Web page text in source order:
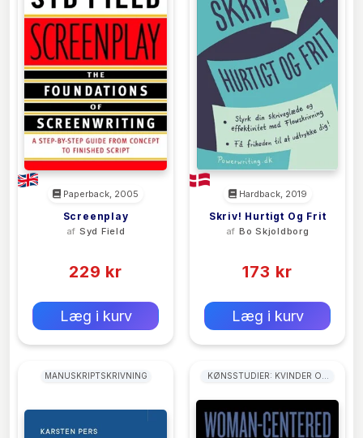
Paperback, 2005
Screenplay
af Syd Field
229 kr
Læg i kurv
Hardback, 2019
Skriv! Hurtigt Og Frit
af Bo Skjoldborg
173 kr
Læg i kurv
MANUSKRIPTSKRIVNING
KØNSSTUDIER: KVINDER OG